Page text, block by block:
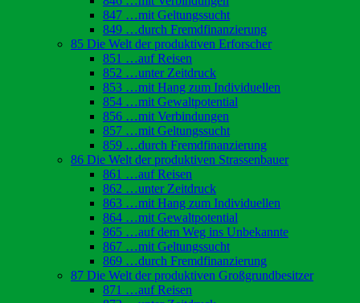
847 …mit Geltungssucht
849 …durch Fremdfinanzierung
85 Die Welt der produktiven Erforscher
851 …auf Reisen
852 …unter Zeitdruck
853 …mit Hang zum Individuellen
854 …mit Gewaltpotential
856 …mit Verbindungen
857 …mit Geltungssucht
859 …durch Fremdfinanzierung
86 Die Welt der produktiven Strassenbauer
861 …auf Reisen
862 …unter Zeitdruck
863 …mit Hang zum Individuellen
864 …mit Gewaltpotential
865 …auf dem Weg ins Unbekannte
867 …mit Geltungssucht
869 …durch Fremdfinanzierung
87 Die Welt der produktiven Großgrundbesitzer
871 …auf Reisen